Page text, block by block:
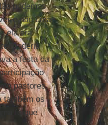
podemos
e não uma
ela era
poderia
a festa da
pastores,
também os
fé que